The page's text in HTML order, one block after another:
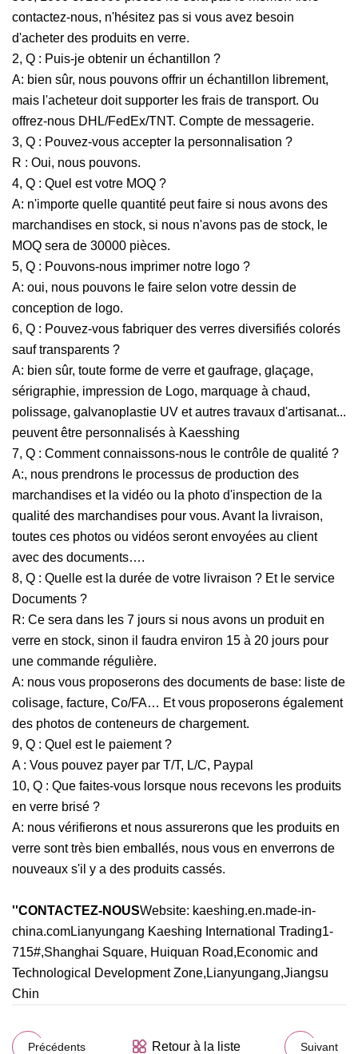
contactez-nous, n'hésitez pas si vous avez besoin
d'acheter des produits en verre.
2, Q : Puis-je obtenir un échantillon ?
A: bien sûr, nous pouvons offrir un échantillon librement,
mais l'acheteur doit supporter les frais de transport. Ou
offrez-nous DHL/FedEx/TNT. Compte de messagerie.
3, Q : Pouvez-vous accepter la personnalisation ?
R : Oui, nous pouvons.
4, Q : Quel est votre MOQ ?
A: n'importe quelle quantité peut faire si nous avons des
marchandises en stock, si nous n'avons pas de stock, le
MOQ sera de 30000 pièces.
5, Q : Pouvons-nous imprimer notre logo ?
A: oui, nous pouvons le faire selon votre dessin de
conception de logo.
6, Q : Pouvez-vous fabriquer des verres diversifiés colorés
sauf transparents ?
A: bien sûr, toute forme de verre et gaufrage, glaçage,
sérigraphie, impression de Logo, marquage à chaud,
polissage, galvanoplastie UV et autres travaux d'artisanat...
peuvent être personnalisés à Kaesshing
7, Q : Comment connaissons-nous le contrôle de qualité ?
A:, nous prendrons le processus de production des
marchandises et la vidéo ou la photo d'inspection de la
qualité des marchandises pour vous. Avant la livraison,
toutes ces photos ou vidéos seront envoyées au client
avec des documents….
8, Q : Quelle est la durée de votre livraison ? Et le service
Documents ?
R: Ce sera dans les 7 jours si nous avons un produit en
verre en stock, sinon il faudra environ 15 à 20 jours pour
une commande régulière.
A: nous vous proposerons des documents de base: liste de
colisage, facture, Co/FA… Et vous proposerons également
des photos de conteneurs de chargement.
9, Q : Quel est le paiement ?
A : Vous pouvez payer par T/T, L/C, Paypal
10, Q : Que faites-vous lorsque nous recevons les produits
en verre brisé ?
A: nous vérifierons et nous assurerons que les produits en
verre sont très bien emballés, nous vous en enverrons de
nouveaux s'il y a des produits cassés.
''CONTACTEZ-NOUSWebsite: kaeshing.en.made-in-
china.comLianyungang Kaeshing International Trading1-
715#,Shanghai Square, Huiquan Road,Economic and
Technological Development Zone,Lianyungang,Jiangsu
Chin
Précédents Retour à la liste Suivant